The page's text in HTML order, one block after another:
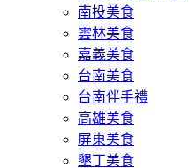
南投美食
雲林美食
嘉義美食
台南美食
台南伴手禮
高雄美食
屏東美食
墾丁美食